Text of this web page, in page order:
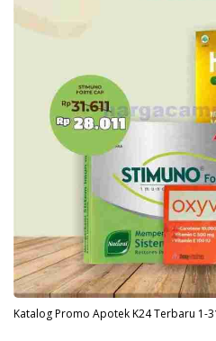
Katalog Promo Apotek K24 Terbaru 1-